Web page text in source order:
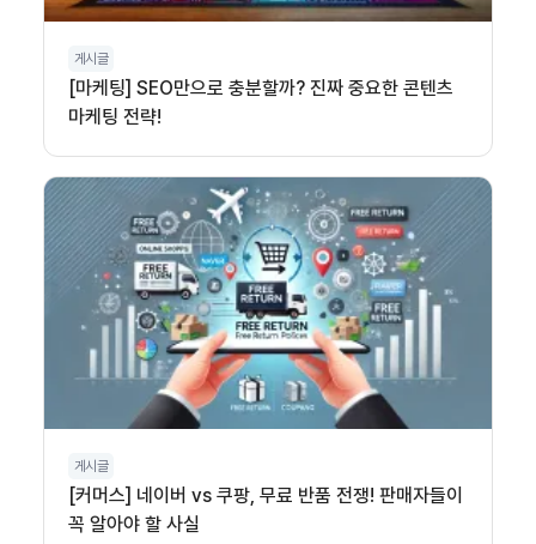
게시글
[마케팅] SEO만으로 충분할까? 진짜 중요한 콘텐츠
마케팅 전략!
게시글
[커머스] 네이버 vs 쿠팡, 무료 반품 전쟁! 판매자들이
꼭 알아야 할 사실